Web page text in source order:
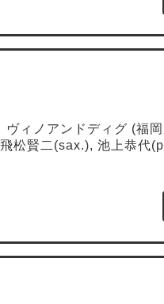
ノアンドディグ (福岡
松賢二(sax.), 池上恭代